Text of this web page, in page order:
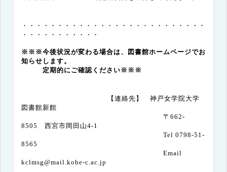
・・・・・・・・・・・・・・・・・・・・・・・・・・
・・・・・・・・・・・
※※※今後状況が変わる場合は、図書館ホームページでお
知らせします。
定期的にご確認ください※※※
【連絡先】 神戸女学院大学
図書館新館
〒 662-
8505
西宮市岡田山4-1
Tel 0798-51-
8565
Email
kclmsg@mail.kobe-c.ac.jp